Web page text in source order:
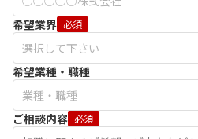
希望業界 必須
希望業種・職種
ご相談内容 必須